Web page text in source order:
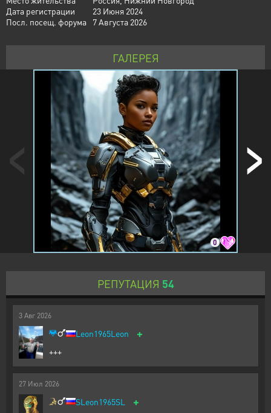
Дата регистрации
23 Июня 2024
Посл. посещ. форума
7 Августа 2026
ГАЛЕРЕЯ
0
РЕПУТАЦИЯ 54
3 Авг 2026
Leon1965Leon +
+++
27 Июл 2026
SLeon1965SL +